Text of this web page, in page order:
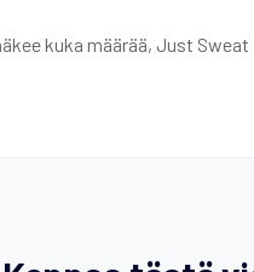
kuka määrää, Just Sweat